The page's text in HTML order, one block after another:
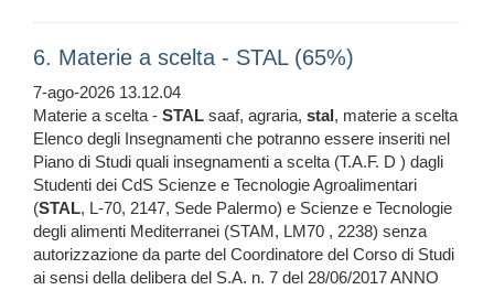
6. Materie a scelta - STAL (65%)
7-ago-2026 13.12.04
Materie a scelta - STAL saaf, agraria, stal, materie a scelta
Elenco degli Insegnamenti che potranno essere inseriti nel
Piano di Studi quali insegnamenti a scelta (T.A.F. D ) dagli
Studenti dei CdS Scienze e Tecnologie Agroalimentari
(STAL, L-70, 2147, Sede Palermo) e Scienze e Tecnologie
degli alimenti Mediterranei (STAM, LM70 , 2238) senza
autorizzazione da parte del Coordinatore del Corso di Studi
ai sensi della delibera del S.A. n. 7 del 28/06/2017 ANNO